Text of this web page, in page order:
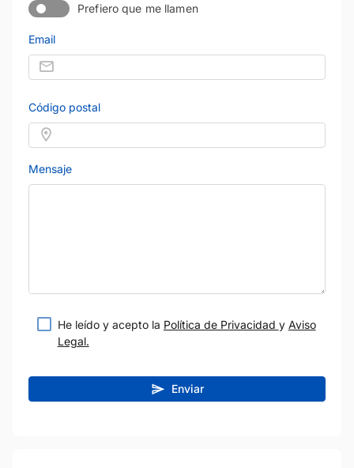
Prefiero que me llamen
Email
Código postal
Mensaje
He leído y acepto la Política de Privacidad y Aviso
Legal.
Enviar